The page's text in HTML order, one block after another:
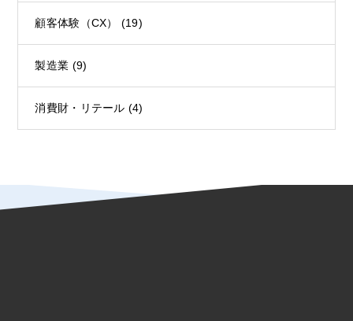
顧客体験（CX） (19)
製造業 (9)
消費財・リテール (4)